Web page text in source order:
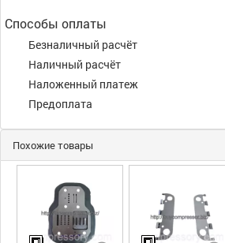
Способы оплаты
Безналичный расчёт
Наличный расчёт
Наложенный платеж
Предоплата
Похожие товары